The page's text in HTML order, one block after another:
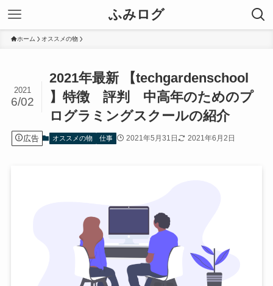
ふみログ
ホーム オススメの物
2021年最新 【techgardenschool
】特徴 評判 中高年のためのプ
ログラミングスクールの紹介
2021
6/02
広告 オススメの物 仕事 2021年5月31日 2021年6月2日